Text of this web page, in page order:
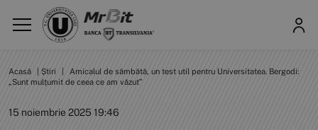
Acasă Știri
Amicalul de sâmbătă, un test util pentru Universitatea. Bergodi:
„Sunt mulțumit de ceea ce am văzut”
15 noiembrie 2025 19:46